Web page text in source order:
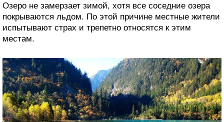
Озеро не замерзает зимой, хотя все соседние озера
покрываются льдом. По этой причине местные жители
испытывают страх и трепетно относятся к этим
местам.